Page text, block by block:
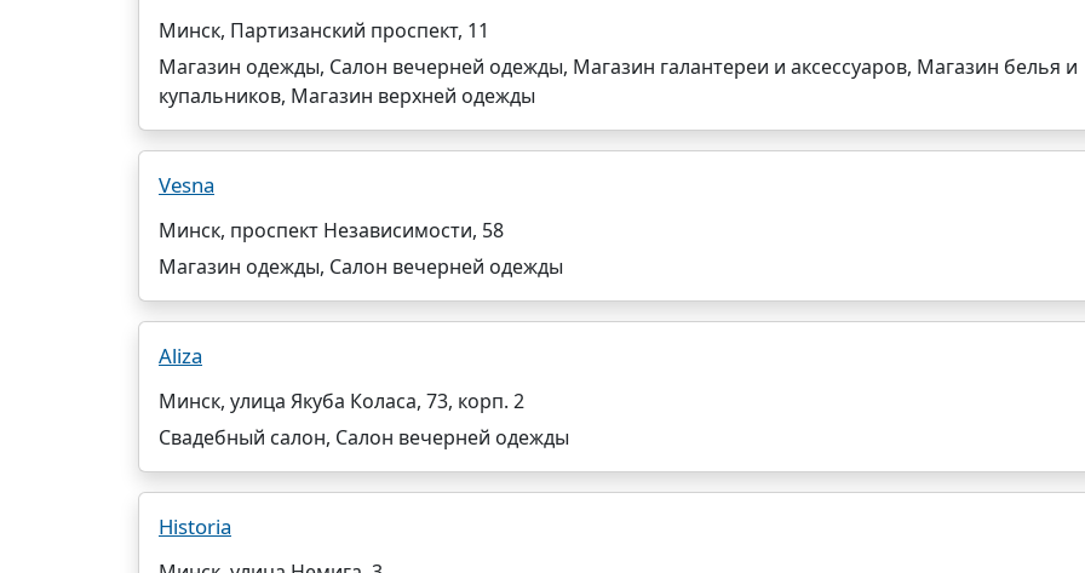
Минск, Партизанский проспект, 11
Магазин одежды, Салон вечерней одежды, Магазин галантереи и аксессуаров, Магазин белья и
купальников, Магазин верхней одежды
Vesna
Минск, проспект Независимости, 58
Магазин одежды, Салон вечерней одежды
Aliza
Минск, улица Якуба Коласа, 73, корп. 2
Свадебный салон, Салон вечерней одежды
Historia